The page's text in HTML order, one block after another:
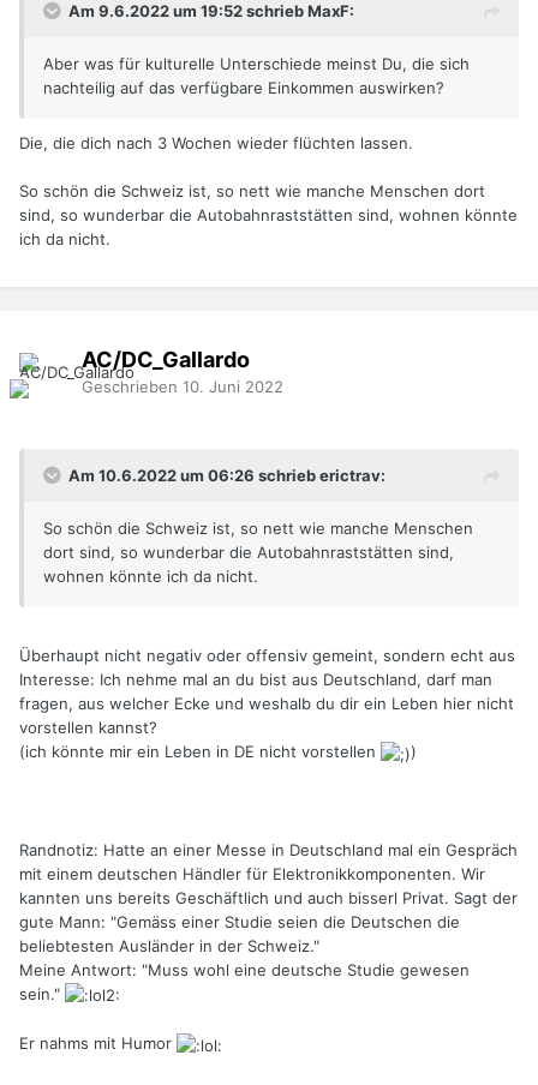
Am 9.6.2022 um 19:52 schrieb MaxF:
Aber was für kulturelle Unterschiede meinst Du, die sich
nachteilig auf das verfügbare Einkommen auswirken?
Die, die dich nach 3 Wochen wieder flüchten lassen.
So schön die Schweiz ist, so nett wie manche Menschen dort
sind, so wunderbar die Autobahnraststätten sind, wohnen könnte
ich da nicht.
AC/DC_Gallardo
Geschrieben 10. Juni 2022
Am 10.6.2022 um 06:26 schrieb erictrav:
So schön die Schweiz ist, so nett wie manche Menschen
dort sind, so wunderbar die Autobahnraststätten sind,
wohnen könnte ich da nicht.
Überhaupt nicht negativ oder offensiv gemeint, sondern echt aus
Interesse: Ich nehme mal an du bist aus Deutschland, darf man
fragen, aus welcher Ecke und weshalb du dir ein Leben hier nicht
vorstellen kannst?
(ich könnte mir ein Leben in DE nicht vorstellen
)
Randnotiz: Hatte an einer Messe in Deutschland mal ein Gespräch
mit einem deutschen Händler für Elektronikkomponenten. Wir
kannten uns bereits Geschäftlich und auch bisserl Privat. Sagt der
gute Mann: "Gemäss einer Studie seien die Deutschen die
beliebtesten Ausländer in der Schweiz."
Meine Antwort: "Muss wohl eine deutsche Studie gewesen
sein."
Er nahms mit Humor